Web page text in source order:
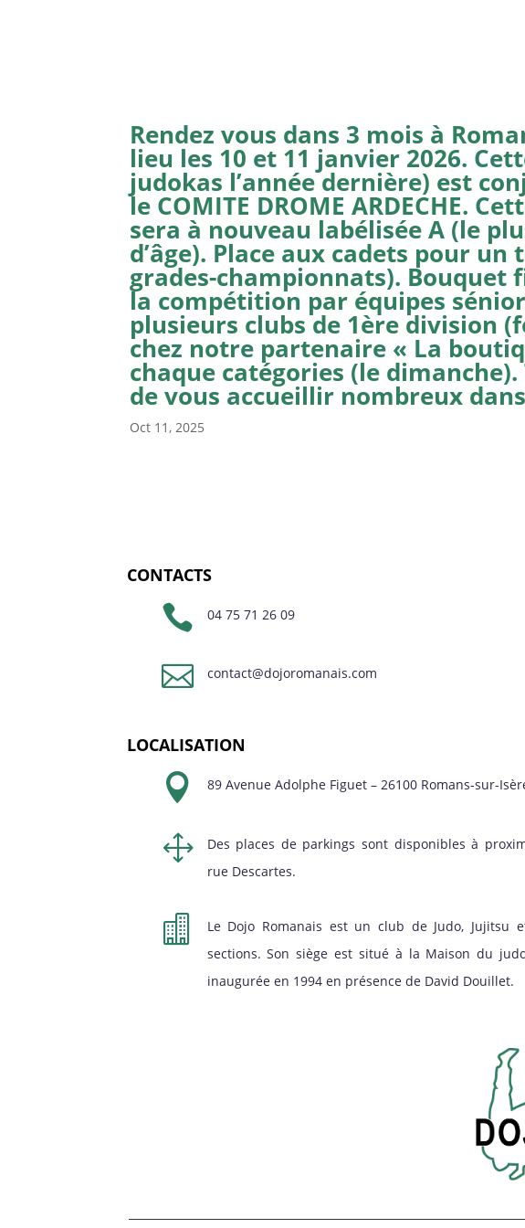
Rendez vous dans 3 mois à
lieu les 10 et 11 janvier 2026.
judokas l’année dernière) est
le COMITE DROME ARDECHE.
sera à nouveau labélisée A (le
d’âge). Place aux cadets pour
grades-championnats). Bouquet
la compétition par équipes
plusieurs clubs de 1ère division
chez notre partenaire « La
chaque catégories (le
de vous accueillir nombreux
Oct 11, 2025
CONTACTS
 04 75 71 26 09
 contact@dojoromanais.com
LOCALISATION
 89 Avenue Adolphe Figuet – 26100 Romans-sur-
1
Des places de parkings sont disponibles à
rue Descartes.

Le Dojo Romanais est un club de Judo, Jujitsu
sections. Son siège est situé à la Maison du
inaugurée en 1994 en présence de David Douillet.